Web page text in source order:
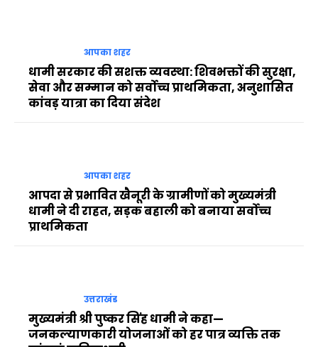
आपका शहर
धामी सरकार की सशक्त व्यवस्था: शिवभक्तों की सुरक्षा,
सेवा और सम्मान को सर्वोच्च प्राथमिकता, अनुशासित
कांवड़ यात्रा का दिया संदेश
आपका शहर
आपदा से प्रभावित खैनूरी के ग्रामीणों को मुख्यमंत्री
धामी ने दी राहत, सड़क बहाली को बनाया सर्वोच्च
प्राथमिकता
उत्तराखंड
मुख्यमंत्री श्री पुष्कर सिंह धामी ने कहा—
जनकल्याणकारी योजनाओं को हर पात्र व्यक्ति तक